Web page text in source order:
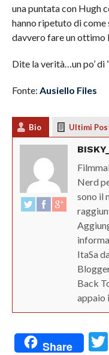
una puntata con Hugh
hanno ripetuto di
davvero fare un ottimo
Dite la verità…un po’ di
Fonte: Ausiello Files
Bio Ultimi
Nerd
sono il
ItaSa
Back
appaio
Share